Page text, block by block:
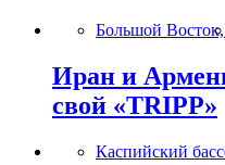
Большой Восток,
Иран и
свой «TRIPP»
Каспийский